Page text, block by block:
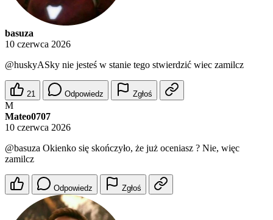
basuza
10 czerwca 2026
@huskyASky nie jesteś w stanie tego stwierdzić wiec zamilcz
21 Odpowiedz Zgłoś
M
Mateo0707
10 czerwca 2026
@basuza Okienko się skończyło, że już oceniasz ? Nie, więc
zamilcz
Odpowiedz Zgłoś